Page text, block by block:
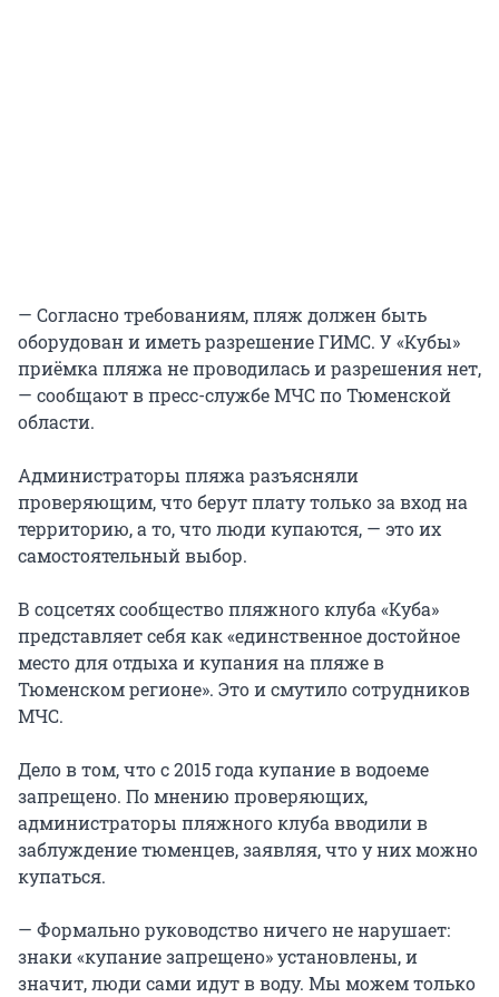
— Согласно требованиям, пляж должен быть
оборудован и иметь разрешение ГИМС. У «Кубы»
приёмка пляжа не проводилась и разрешения нет,
— сообщают в пресс-службе МЧС по Тюменской
области.
Администраторы пляжа разъясняли
проверяющим, что берут плату только за вход на
территорию, а то, что люди купаются, — это их
самостоятельный выбор.
В соцсетях сообщество пляжного клуба «Куба»
представляет себя как «единственное достойное
место для отдыха и купания на пляже в
Тюменском регионе». Это и смутило сотрудников
МЧС.
Дело в том, что с 2015 года купание в водоеме
запрещено. По мнению проверяющих,
администраторы пляжного клуба вводили в
заблуждение тюменцев, заявляя, что у них можно
купаться.
— Формально руководство ничего не нарушает:
знаки «купание запрещено» установлены, и
значит, люди сами идут в воду. Мы можем только